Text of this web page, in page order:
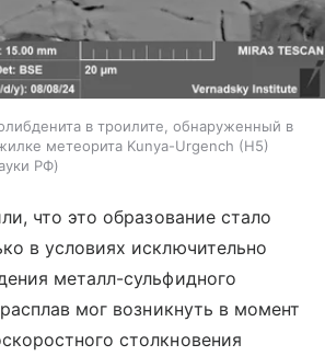
в троилите, обнаруженный в
метеорита Kunya-Urgench (H5)
РФ
что это образование стало
в условиях исключительно
металл-сульфидного
мог возникнуть в момент
столкновения